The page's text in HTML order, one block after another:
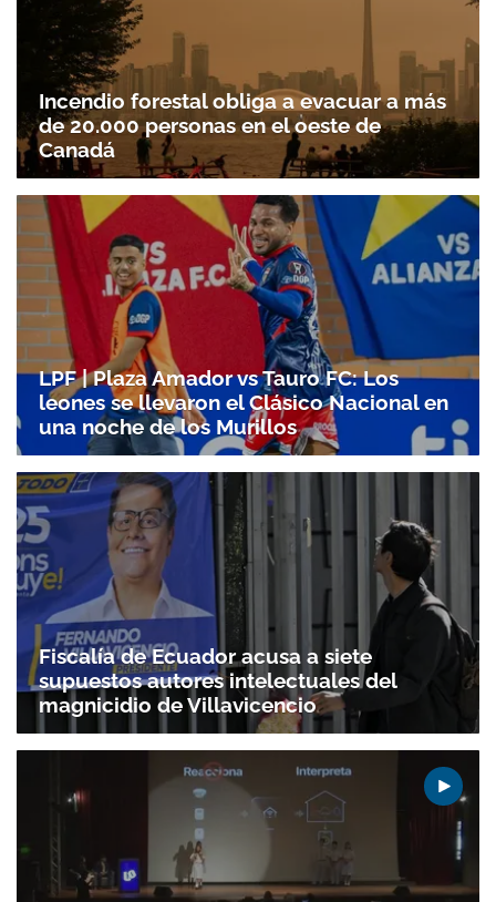
Incendio forestal obliga a evacuar a más
de 20.000 personas en el oeste de
Canadá
LPF | Plaza Amador vs Tauro FC: Los
leones se llevaron el Clásico Nacional en
una noche de los Murillos
Fiscalía de Ecuador acusa a siete
supuestos autores intelectuales del
magnicidio de Villavicencio